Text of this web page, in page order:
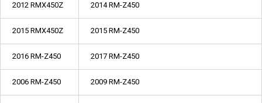
2012 RMX450Z 2014 RM-Z450
2015 RMX450Z 2015 RM-Z450
2016 RM-Z450 2017 RM-Z450
2006 RM-Z450 2009 RM-Z450